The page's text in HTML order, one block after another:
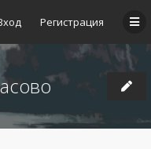
Регистрация